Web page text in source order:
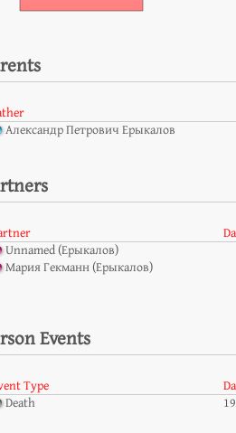
Александр Петрович Ерыкалов
Unnamed (Ерыкалов)
Мария Гекманн (Ерыкалов)
Events
Type
Death